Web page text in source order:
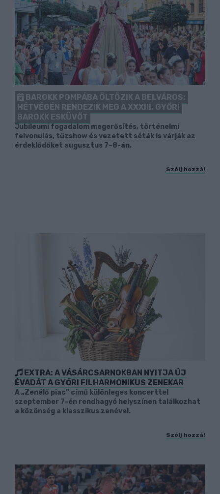
BAROKK POMPÁBA ÖLTÖZIK A BELVÁROS:
HÉTVÉGÉN RENDEZIK MEG A XXXIII. GYŐRI
BAROKK ESKÜVŐT
Jubileumi fogadalom megerősítés, történelmi
felvonulás, tűzshow és vezetett séták is várják az
érdeklődőket augusztus 7–8-án.
Szólj hozzá!
EXTRA: A VÁSÁRCSARNOKBAN NYITJA ÚJ
ÉVADÁT A GYŐRI FILHARMONIKUS ZENEKAR
A „Zenélő piac” című különleges koncerttel
szeptember 7-én rendhagyó helyszínen találkozhat
a közönség a klasszikus zenével.
Szólj hozzá!